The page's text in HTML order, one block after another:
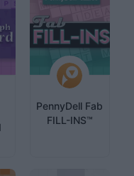
PennyDell Fab
FILL-INS™